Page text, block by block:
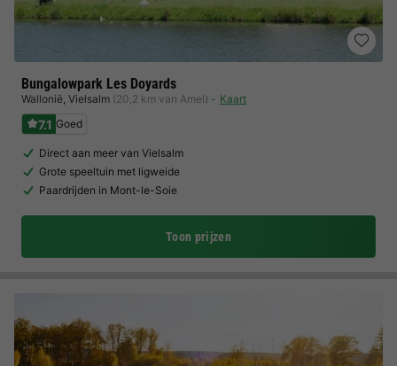
Bungalowpark Les Doyards
Wallonië, Vielsalm (20,2 km van Amel) Kaart
7.1 Goed
Direct aan meer van Vielsalm
Grote speeltuin met ligweide
Paardrijden in Mont-le-Soie
Toon prijzen